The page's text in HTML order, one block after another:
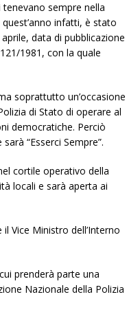
sempre nella
infatti, è stato
data di pubblicazione
1981, con la quale
soprattutto un’occasione
di Stato di operare al
democratiche. Perciò
“Esserci Sempre”.
cortile operativo della
locali e sarà aperta ai
Vice Ministro dell’Interno
prenderà parte una
Nazionale della Polizia